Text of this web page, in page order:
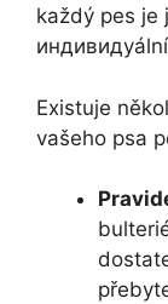
každý pes je
Existuje
vašeho psa